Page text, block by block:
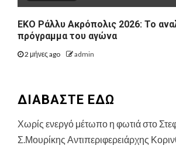
ΕΚΟ Ράλλυ Ακρόπολις 2026: Το
πρόγραμμα του αγώνα
2 μήνες ago admin
ΔΙΑΒΑΣΤΕ ΕΔΩ
Χωρίς ενεργό μέτωπο η φωτιά στο
Σ.Μουρίκης Αντιπεριφερειάρχης